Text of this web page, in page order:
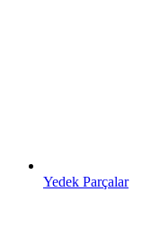
Yedek Parçalar